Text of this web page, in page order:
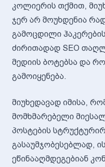
კოლიერის თქმით,
ჯერ არ მოუხდენია
გამოცდილი
ძირითადად SEO
მედიის ბოტებსა და
გამოიყენება.
მიუხედავად იმისა,
მომხმარებელი
პოსტების
გასაუმჯობესებლად,
ეწინააღმდეგებიან